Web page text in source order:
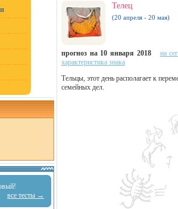
все тесты →
Телец
(20 апреля - 20 мая)
прогноз на 10 января 2018
на
характеристика знака
Тельцы, этот день располагает к
семейных дел.